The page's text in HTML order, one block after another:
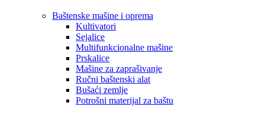
Baštenske mašine i oprema
Kultivatori
Sejalice
Multifunkcionalne mašine
Prskalice
Mašine za zaprašivanje
Ručni baštenski alat
Bušaći zemlje
Potrošni materijal za baštu